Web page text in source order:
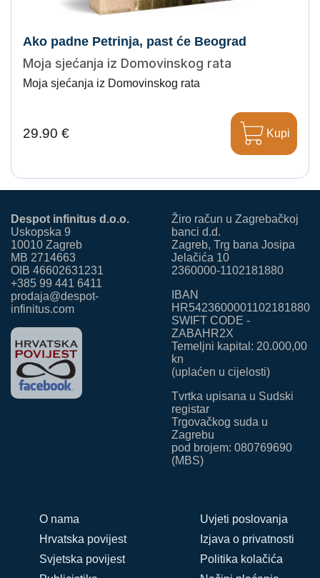
Ako padne Petrinja, past će Beograd
Moja sjećanja iz Domovinskog rata
Moja sjećanja iz Domovinskog rata
29.90 € Kupi
Despot infinitus d.o.o.
Uskopska 9
10010 Zagreb
MB 2714663
OIB 46602631231
+385 99 441 6411
prodaja@despot-
infinitus.com
Žiro račun u Zagrebačkoj
banci d.d.
Zagreb, Trg bana Josipa
Jelačića 10
2360000-1102181880
IBAN
HR5423600001102181880
SWIFT CODE -
ZABAHR2X
Temeljni kapital: 20.000,00
kn
(uplaćen u cijelosti)
Tvrtka upisana u Sudski
registar
Trgovačkog suda u
Zagrebu
pod brojem: 080769690
(MBS)
O nama
Hrvatska povijest
Svjetska povijest
Uvjeti poslovanja
Izjava o privatnosti
Politika kolačića